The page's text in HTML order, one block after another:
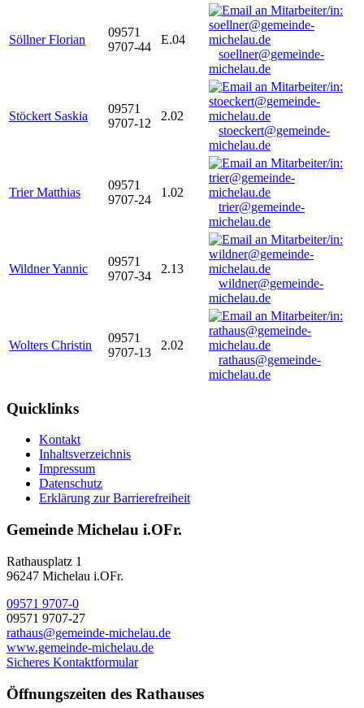
Söllner Florian
09571
9707-44
E.04
soellner@gemeinde-
michelau.de
Stöckert Saskia
09571
9707-12
2.02
stoeckert@gemeinde-
michelau.de
Trier Matthias
09571
9707-24
1.02
trier@gemeinde-
michelau.de
Wildner Yannic
09571
9707-34
2.13
wildner@gemeinde-
michelau.de
Wolters Christin
09571
9707-13
2.02
rathaus@gemeinde-
michelau.de
Quicklinks
Kontakt
Inhaltsverzeichnis
Impressum
Datenschutz
Erklärung zur Barrierefreiheit
Gemeinde Michelau i.OFr.
Rathausplatz 1
96247 Michelau i.OFr.
09571 9707-0
09571 9707-27
rathaus@gemeinde-michelau.de
www.gemeinde-michelau.de
Sicheres Kontaktformular
Öffnungszeiten des Rathauses